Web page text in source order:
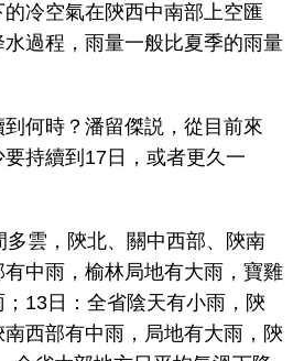
冷空氣在陝西中南部上空匯
過程，雨量一般比夏季的雨量
何時？潘留傑説，從目前來
持續到17日，或者更久一
雲，陝北、關中西部、陝南
中雨，榆林局地有大雨，寶雞
13日：全省陰天有小雨，陝
西部有中雨，局地有大雨，陝